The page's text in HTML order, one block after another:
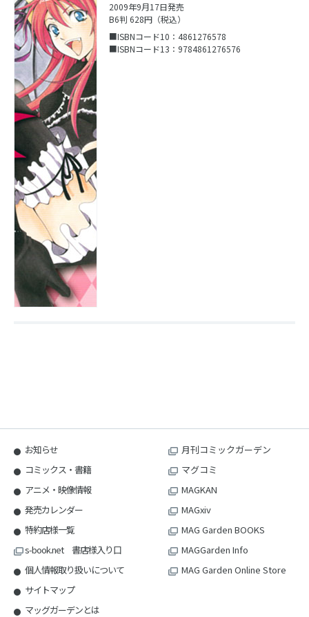
2009年9月17日発売
B6判 628円（税込）
■ISBNコード10：4861276578
■ISBNコード13：9784861276576
お知らせ
コミックス・書籍
アニメ・映像情報
発売カレンダー
特約店様一覧
s-book.net 書店様入り口
個人情報取り扱いについて
サイトマップ
マッグガーデンとは
月刊コミックガーデン
マグコミ
MAGKAN
MAGxiv
MAG Garden BOOKS
MAGGarden Info
MAG Garden Online Store